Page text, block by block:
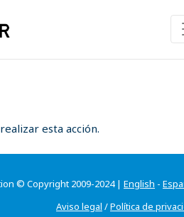
esta acción.
© Copyright 2009-2024 | English -
Aviso legal /Política de